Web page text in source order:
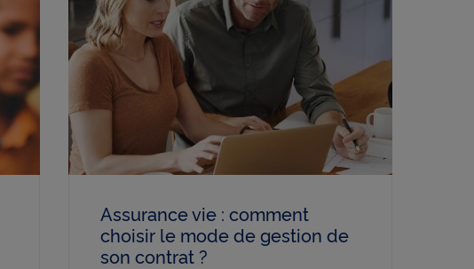
Assurance vie : comment
choisir le mode de gestion de
son contrat ?